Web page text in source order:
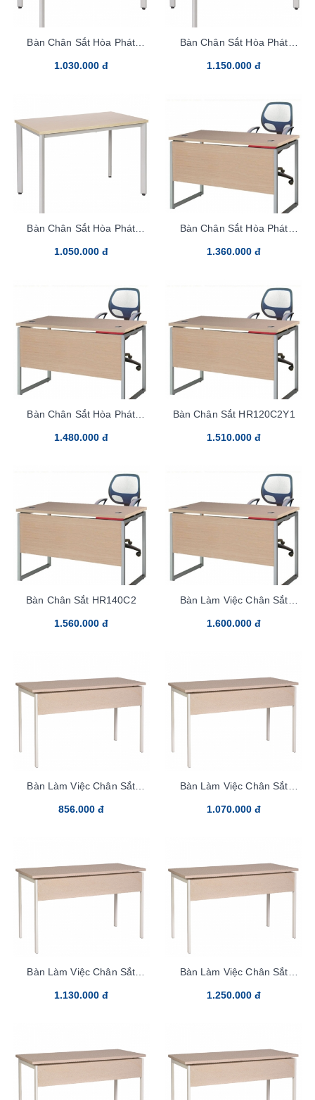
Bàn Chân Sắt Hòa Phát
1.030.000 đ
Bàn Chân Sắt Hòa Phát
1.150.000 đ
Bàn Chân Sắt Hòa Phát
1.050.000 đ
Bàn Chân Sắt Hòa Phát
1.360.000 đ
Bàn Chân Sắt Hòa Phát
1.480.000 đ
Bàn Chân Sắt HR120C2Y1
1.510.000 đ
Bàn Chân Sắt HR140C2
1.560.000 đ
Bàn Làm Việc Chân Sắt
1.600.000 đ
Bàn Làm Việc Chân Sắt
856.000 đ
Bàn Làm Việc Chân Sắt
1.070.000 đ
Bàn Làm Việc Chân Sắt
1.130.000 đ
Bàn Làm Việc Chân Sắt
1.250.000 đ